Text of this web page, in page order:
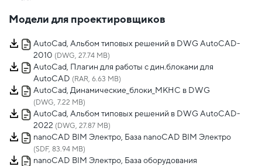
Модели для проектировщиков
AutoCad, Альбом типовых решений в DWG AutoCAD-
2010 (DWG, 27.74 MB)
AutoCad, Плагин для работы с дин.блоками для
AutoCAD (RAR, 6.63 MB)
AutoCad, Динамические_блоки_МКНС в DWG
(DWG, 7.22 MB)
AutoCad, Альбом типовых решений в DWG AutoCAD-
2022 (DWG, 27.87 MB)
nanoCAD BIM Электро, База nanoCAD BIM Электро
(SDF, 83.94 MB)
nanoCAD BIM Электро, База оборудования